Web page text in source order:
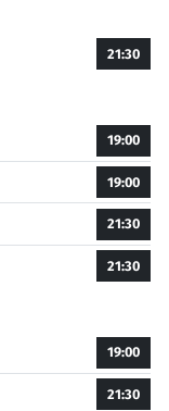
21:30
19:00
19:00
21:30
21:30
19:00
21:30